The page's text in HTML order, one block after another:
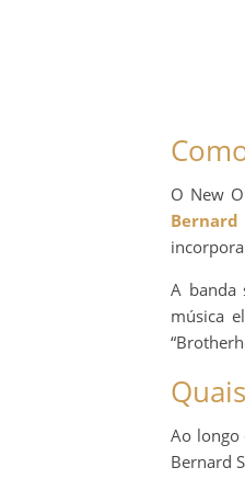
O New
A banda
música
Ao longo
Bernard